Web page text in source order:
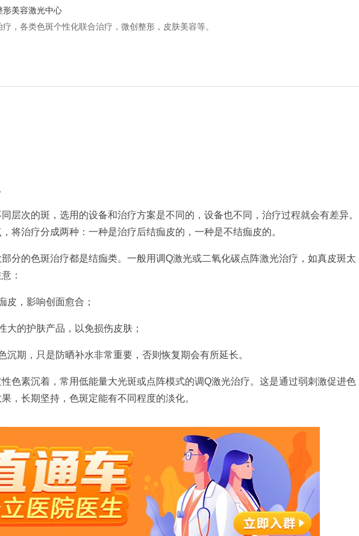
形美容激光中心
，各类色斑个性化联合治疗，微创整形，皮肤美容等。
层次的斑，选用的设备和治疗方案是不同的，设备也不同，治疗过程就会有差异。
将治疗分成两种：一种是治疗后结痂皮的，一种是不结痂皮的。
分的色斑治疗都是结痂类。一般用调Q激光或二氧化碳点阵激光治疗，如真皮斑太
：
皮，影响创面愈合；
大的护肤产品，以免损伤皮肤；
期，只是防晒补水非常重要，否则恢复期会有所延长。
色素沉着，常用低能量大光斑或点阵模式的调Q激光治疗。这是通过弱刺激促进色
，长期坚持，色斑定能有不同程度的淡化。